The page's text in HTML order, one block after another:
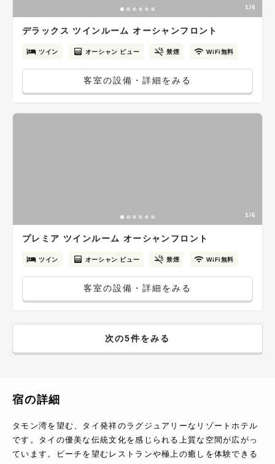
1/6
デラックス ツインルーム オーシャンフロント
ツイン オーシャン ビュー 禁煙 WiFi無料
客室の設備・詳細をみる
1/6
プレミア ツインルーム オーシャンフロント
ツイン オーシャン ビュー 禁煙 WiFi無料
客室の設備・詳細をみる
次の5件をみる
宿の詳細
タモン湾を望む、タイ発祥のラグジュアリーなリゾートホテル
です。タイの優美な伝統文化を感じられる上質な空間が広がっ
ています。ビーチを望むレストランや極上の癒しを体験できる